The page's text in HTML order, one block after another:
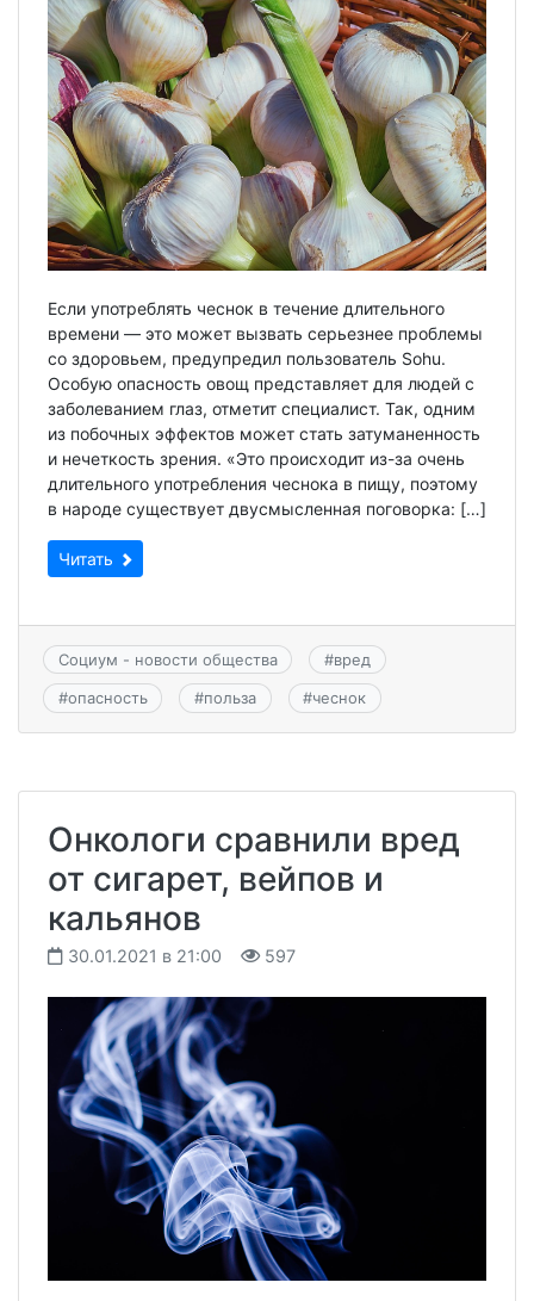
Если употреблять чеснок в течение длительного
времени — это может вызвать серьезнее проблемы
со здоровьем, предупредил пользователь Sohu.
Особую опасность овощ представляет для людей с
заболеванием глаз, отметит специалист. Так, одним
из побочных эффектов может стать затуманенность
и нечеткость зрения. «Это происходит из-за очень
длительного употребления чеснока в пищу, поэтому
в народе существует двусмысленная поговорка: […]
Читать
Социум - новости общества #вред
#опасность #польза #чеснок
Онкологи сравнили вред
от сигарет, вейпов и
кальянов
30.01.2021 в 21:00 597